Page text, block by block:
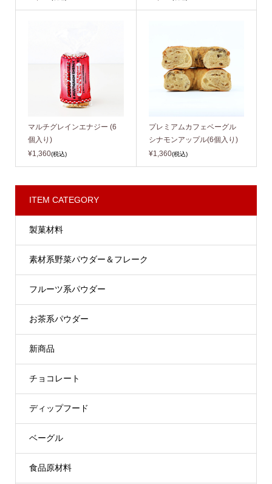
マルチグレインエナジー (6
個入り)
¥1,360(税込)
プレミアムカフェベーグル
シナモンアップル(6個入り)
¥1,360(税込)
ITEM CATEGORY
製菓材料
素材系野菜パウダー＆フレーク
フルーツ系パウダー
お茶系パウダー
新商品
チョコレート
ディップフード
ベーグル
食品原材料